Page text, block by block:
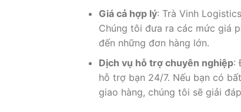
Giá cả hợp lý: Trà Vinh
Chúng tôi đưa ra các mức giá
đến những đơn hàng lớn.
Dịch vụ hỗ trợ chuyên nghiệp:
hỗ trợ bạn 24/7. Nếu bạn có
giao hàng, chúng tôi sẽ giải